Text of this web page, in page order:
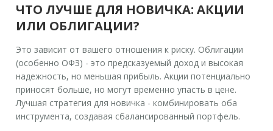
ЧТО ЛУЧШЕ ДЛЯ НОВИЧКА: АКЦИИ
ИЛИ ОБЛИГАЦИИ?
Это зависит от вашего отношения к риску. Облигации
(особенно ОФЗ) - это предсказуемый доход и высокая
надежность, но меньшая прибыль. Акции потенциально
приносят больше, но могут временно упасть в цене.
Лучшая стратегия для новичка - комбинировать оба
инструмента, создавая сбалансированный портфель.